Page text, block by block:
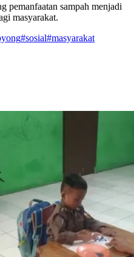
pemanfaatan sampah menjadi
masyarakat.
#sosial#masyarakat